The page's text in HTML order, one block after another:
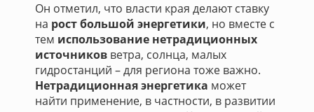
Он отметил, что власти края делают ставку
на рост большой энергетики, но вместе с
тем использование нетрадиционных
источников ветра, солнца, малых
гидростанций – для региона тоже важно.
Нетрадиционная энергетика может
найти применение, в частности, в развитии